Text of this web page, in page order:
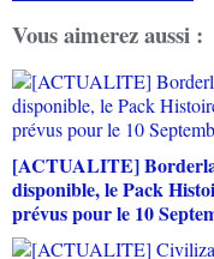
Vous aimerez aussi :
[ACTUALITE]
disponible, le Pack
prévus pour le 10